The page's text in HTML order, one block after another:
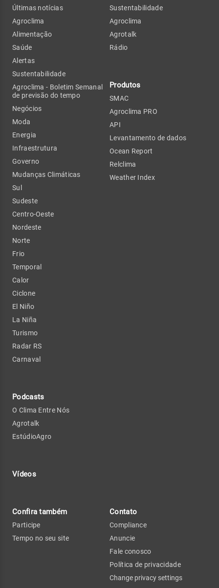
Últimas notícias
Agroclima
Alimentação
Saúde
Alertas
Sustentabilidade
Agroclima - Boletim Semanal
de previsão do tempo
Negócios
Moda
Energia
Infraestrutura
Governo
Mudanças Climáticas
Sul
Sudeste
Centro-Oeste
Nordeste
Norte
Frio
Temporal
Calor
Ciclone
El Niño
La Niña
Turismo
Radar RS
Carnaval
Podcasts
O Clima Entre Nós
Agrotalk
EstúdioAgro
Vídeos
Sustentabilidade
Agroclima
Agrotalk
Rádio
Produtos
SMAC
Agroclima PRO
API
Levantamento de dados
Ocean Report
Relclima
Weather Index
Confira também
Participe
Tempo no seu site
Contato
Compliance
Anuncie
Fale conosco
Política de privacidade
Change privacy settings